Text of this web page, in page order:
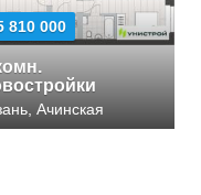
810 000
Ачинская